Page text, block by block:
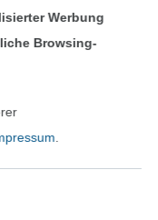
Werbung
Browsing-